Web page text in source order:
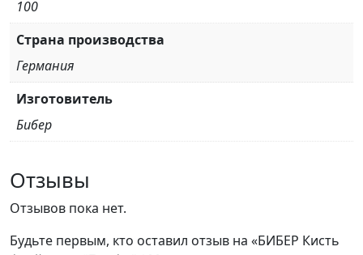
100
Страна производства
Германия
Изготовитель
Бибер
Отзывы
Отзывов пока нет.
Будьте первым, кто оставил отзыв на «БИБЕР Кисть